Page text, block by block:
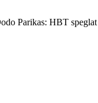
Parikas: HBT speglat